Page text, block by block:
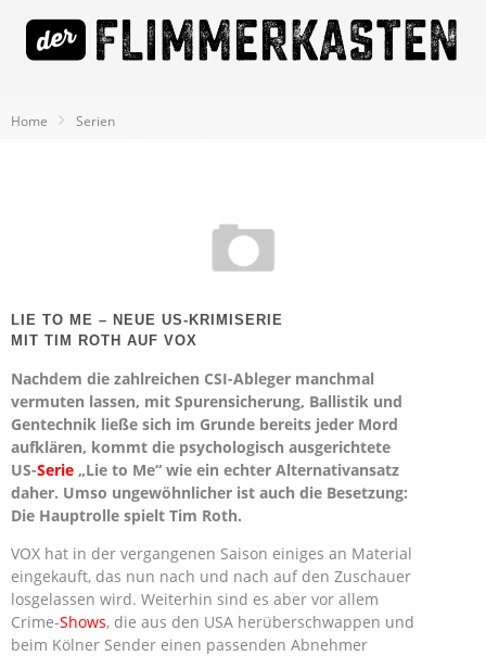
Home Serien
LIE TO ME – NEUE US-KRIMISERIE
MIT TIM ROTH AUF VOX
Nachdem die zahlreichen CSI-Ableger manchmal
vermuten lassen, mit Spurensicherung, Ballistik und
Gentechnik ließe sich im Grunde bereits jeder Mord
aufklären, kommt die psychologisch ausgerichtete
US-Serie „Lie to Me“ wie ein echter Alternativansatz
daher. Umso ungewöhnlicher ist auch die Besetzung:
Die Hauptrolle spielt Tim Roth.
VOX hat in der vergangenen Saison einiges an Material
eingekauft, das nun nach und nach auf den Zuschauer
losgelassen wird. Weiterhin sind es aber vor allem
Crime-Shows, die aus den USA herüberschwappen und
beim Kölner Sender einen passenden Abnehmer